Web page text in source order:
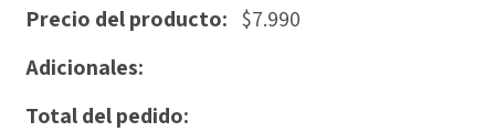
Precio del producto: $7.990
Adicionales:
Total del pedido: